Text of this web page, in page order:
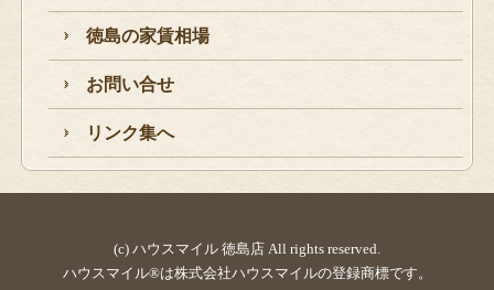
徳島の家賃相場
お問い合せ
リンク集へ
(c) ハウスマイル 徳島店 All rights reserved.
ハウスマイル®は株式会社ハウスマイルの登録商標です。